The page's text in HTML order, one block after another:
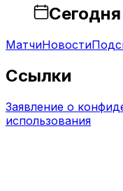
Сегодня
МатчиНовости
Ссылки
Заявление о
использования